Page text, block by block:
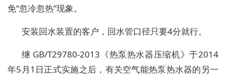
免“忽冷忽热”现象。
安装回水装置的客户，回水管口径只要4分就行。
继 GB/T29780-2013《热泵热水器压缩机》于2014
年5月1日正式实施之后，有关空气能热泵热水器的另一